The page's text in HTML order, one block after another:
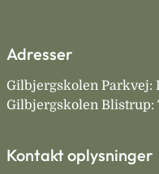
Adresser
Gilbjergskolen Parkvej:
Gilbjergskolen Blistrup:
Kontakt oplysninger